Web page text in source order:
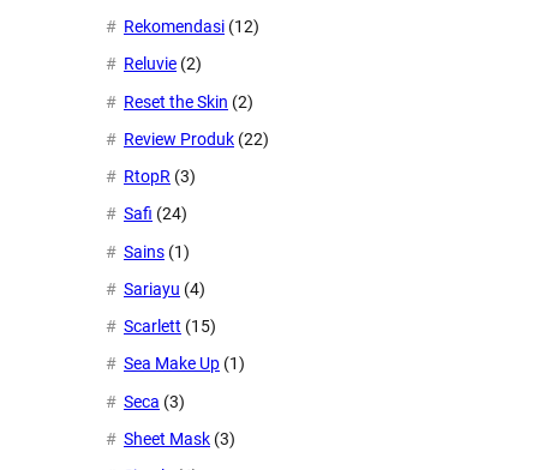
Rekomendasi (12)
Reluvie (2)
Reset the Skin (2)
Review Produk (22)
RtopR (3)
Safi (24)
Sains (1)
Sariayu (4)
Scarlett (15)
Sea Make Up (1)
Seca (3)
Sheet Mask (3)